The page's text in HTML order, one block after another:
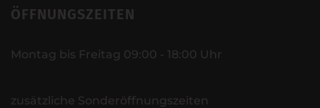
ÖFFNUNGSZEITEN
Montag bis Freitag 09:00 - 18:00 Uhr
zusätzliche Sonderöffnungszeiten